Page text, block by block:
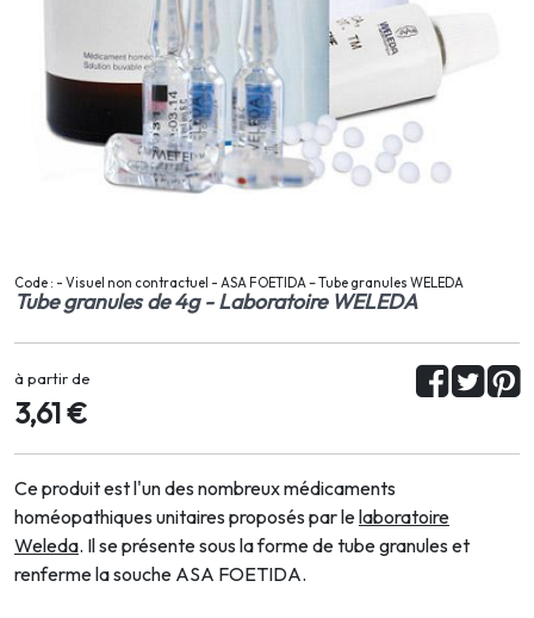
Code : - Visuel non contractuel - ASA FOETIDA – Tube granules WELEDA
Tube granules de 4g - Laboratoire WELEDA
à partir de
3,61 €
Ce produit est l'un des nombreux médicaments
homéopathiques unitaires proposés par lelaboratoire
Weleda. Il se présente sous la forme de tube granules et
renferme la souche ASA FOETIDA.